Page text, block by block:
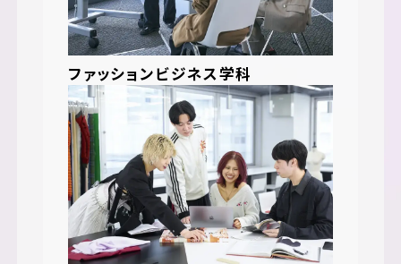
ファッションビジネス学科